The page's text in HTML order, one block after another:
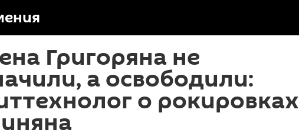
Григоряна не
а освободили:
о рокировках